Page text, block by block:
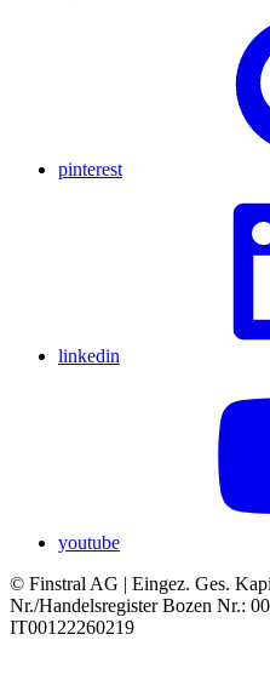
pinterest
linkedin
youtube
© Finstral AG | Eingez. Ges.
Nr./Handelsregister Bozen Nr.:
IT00122260219